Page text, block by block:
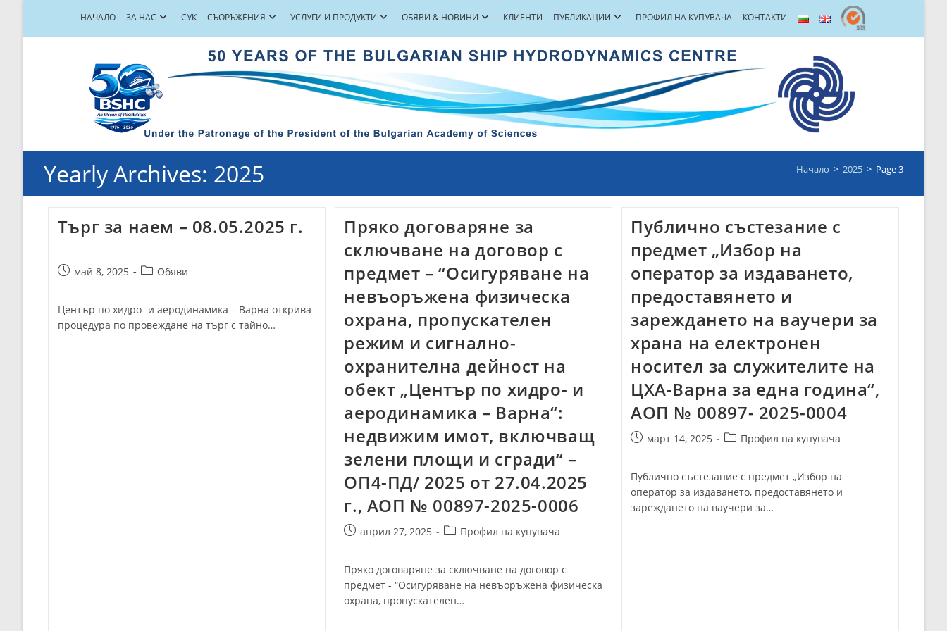
НАЧАЛО ЗА НАС СУК СЪОРЪЖЕНИЯ УСЛУГИ И ПРОДУКТИ ОБЯВИ & НОВИНИ КЛИЕНТИ ПУБЛИКАЦИИ ПРОФИЛ НА КУПУВАЧА КОНТАКТИ
Yearly Archives: 2025 Начало > 2025 > Page 3
Търг за наем – 08.05.2025 г.
Postмай 8, 2025
PostОбяви
Център по хидро- и аеродинамика – Варна открива
процедура по провеждане на търг с тайно…
Пряко договаряне за
сключване на договор с
предмет – “Осигуряване на
невъоръжена физическа
охрана, пропускателен
режим и сигнално-
охранителна дейност на
обект „Център по хидро- и
аеродинамика – Варна“:
недвижим имот, включващ
зелени площи и сгради“ –
ОП4-ПД/ 2025 от 27.04.2025
г., АОП № 00897-2025-0006
Postаприл 27, 2025
PostПрофил на купувача
Пряко договаряне за сключване на договор с
предмет - “Осигуряване на невъоръжена физическа
охрана, пропускателен…
Публично състезание с
предмет „Избор на
оператор за издаването,
предоставянето и
зареждането на ваучери за
храна на електронен
носител за служителите на
ЦХА-Варна за една година“,
АОП № 00897- 2025-0004
Postмарт 14, 2025
PostПрофил на купувача
Публично състезание с предмет „Избор на
оператор за издаването, предоставянето и
зареждането на ваучери за…